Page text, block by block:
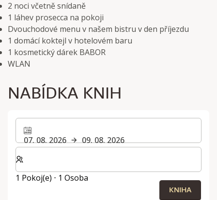
2 noci včetně snídaně
1 láhev prosecca na pokoji
Dvouchodové menu v našem bistru v den příjezdu
1 domácí koktejl v hotelovém baru
1 kosmetický dárek BABOR
WLAN
NABÍDKA KNIH
07. 08. 2026
09. 08. 2026
Zvolte počet pokojů a hostů pro svůj pobyt
1 Pokoj(e) ⋅ 1 Osoba
KNIHA